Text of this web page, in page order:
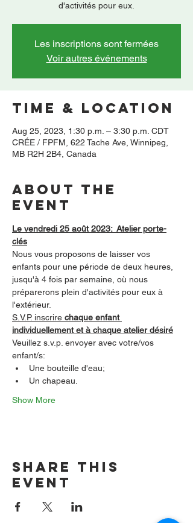
d'activités pour eux.
Les inscriptions sont fermées
Voir autres événements
Time & Location
Aug 25, 2023, 1:30 p.m. – 3:30 p.m. CDT
CRÉE / FPFM, 622 Tache Ave, Winnipeg,
MB R2H 2B4, Canada
About the
event
Le vendredi 25 août 2023:  Atelier porte-
clés
Nous vous proposons de laisser vos
enfants pour une période de deux heures,
jusqu'à 4 fois par semaine, où nous
préparerons plein d'activités pour eux à
l'extérieur.
S.V.P. inscrire chaque enfant
individuellement et à chaque atelier désiré
Veuillez s.v.p. envoyer avec votre/vos
enfant/s:
Une bouteille d'eau;
Un chapeau.
Show More
Share this
event